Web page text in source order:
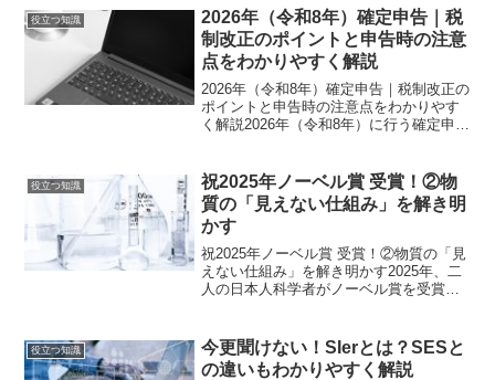
があっても、実際にどのような内容なの
か、なぜ必要なのかを正...
役立つ知識
2026年（令和8年）確定申告｜税
制改正のポイントと申告時の注意
点をわかりやすく解説
2026年（令和8年）確定申告｜税制改正の
ポイントと申告時の注意点をわかりやす
く解説2026年（令和8年）に行う確定申告
の利便性向上など、知っておくべき変更
点が...
役立つ知識
祝2025年ノーベル賞 受賞！②物
質の「見えない仕組み」を解き明
かす
祝2025年ノーベル賞 受賞！②物質の「見
えない仕組み」を解き明かす2025年、二
人の日本人科学者がノーベル賞を受賞し
学賞）分子を“積み木”のように組み合わせ
た新しい物...
役立つ知識
今更聞けない！SIerとは？SESと
の違いもわかりやすく解説